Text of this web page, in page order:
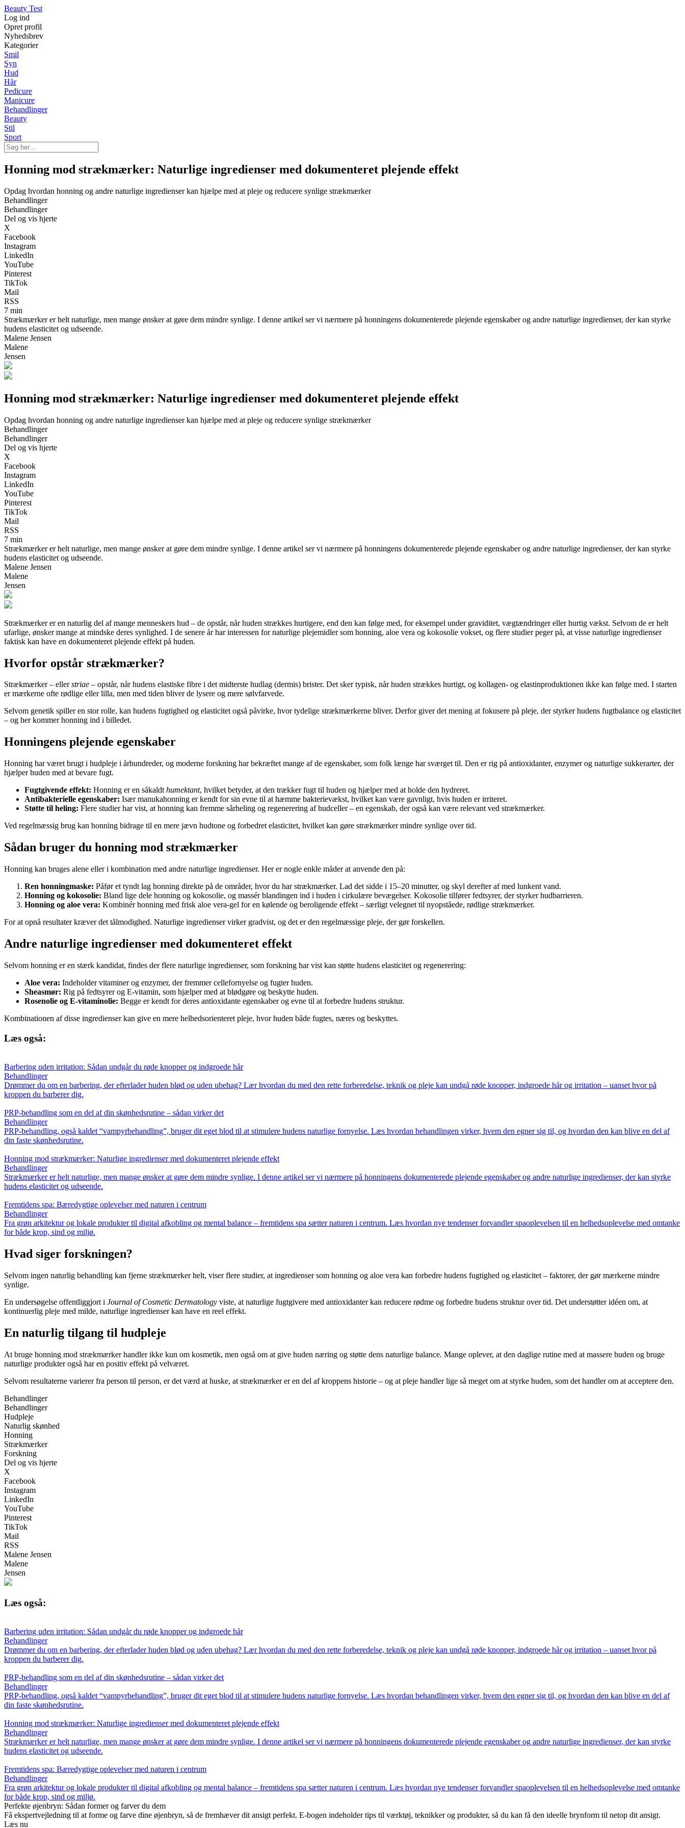
Beauty Test
Log ind
Opret profil
Nyhedsbrev
Kategorier
Smil
Syn
Hud
Hår
Pedicure
Manicure
Behandlinger
Beauty
Stil
Sport
Honning mod strækmærker: Naturlige ingredienser med dokumenteret plejende effekt
Opdag hvordan honning og andre naturlige ingredienser kan hjælpe med at pleje og reducere synlige strækmærker
Behandlinger
Behandlinger
Del og vis hjerte
X
Facebook
Instagram
LinkedIn
YouTube
Pinterest
TikTok
Mail
RSS
7 min
Strækmærker er helt naturlige, men mange ønsker at gøre dem mindre synlige. I denne artikel ser vi nærmere på honningens dokumenterede plejende egenskaber og andre naturlige ingredienser, der kan styrke
hudens elasticitet og udseende.
Malene Jensen
Malene
Jensen
Honning mod strækmærker: Naturlige ingredienser med dokumenteret plejende effekt
Opdag hvordan honning og andre naturlige ingredienser kan hjælpe med at pleje og reducere synlige strækmærker
Behandlinger
Behandlinger
Del og vis hjerte
X
Facebook
Instagram
LinkedIn
YouTube
Pinterest
TikTok
Mail
RSS
7 min
Strækmærker er helt naturlige, men mange ønsker at gøre dem mindre synlige. I denne artikel ser vi nærmere på honningens dokumenterede plejende egenskaber og andre naturlige ingredienser, der kan styrke
hudens elasticitet og udseende.
Malene Jensen
Malene
Jensen
Strækmærker er en naturlig del af mange menneskers hud – de opstår, når huden strækkes hurtigere, end den kan følge med, for eksempel under graviditet, vægtændringer eller hurtig vækst. Selvom de er helt
ufarlige, ønsker mange at mindske deres synlighed. I de senere år har interessen for naturlige plejemidler som honning, aloe vera og kokosolie vokset, og flere studier peger på, at visse naturlige ingredienser
faktisk kan have en dokumenteret plejende effekt på huden.
Hvorfor opstår strækmærker?
Strækmærker – ellerstriae – opstår, når hudens elastiske fibre i det midterste hudlag (dermis) brister. Det sker typisk, når huden strækkes hurtigt, og kollagen- og elastinproduktionen ikke kan følge med. I starten
er mærkerne ofte rødlige eller lilla, men med tiden bliver de lysere og mere sølvfarvede.
Selvom genetik spiller en stor rolle, kan hudens fugtighed og elasticitet også påvirke, hvor tydelige strækmærkerne bliver. Derfor giver det mening at fokusere på pleje, der styrker hudens fugtbalance og elasticitet
– og her kommer honning ind i billedet.
Honningens plejende egenskaber
Honning har været brugt i hudpleje i århundreder, og moderne forskning har bekræftet mange af de egenskaber, som folk længe har sværget til. Den er rig på antioxidanter, enzymer og naturlige sukkerarter, der
hjælper huden med at bevare fugt.
Fugtgivende effekt: Honning er en såkaldt humektant, hvilket betyder, at den trækker fugt til huden og hjælper med at holde den hydreret.
Antibakterielle egenskaber: Især manukahonning er kendt for sin evne til at hæmme bakterievækst, hvilket kan være gavnligt, hvis huden er irriteret.
Støtte til heling: Flere studier har vist, at honning kan fremme sårheling og regenerering af hudceller – en egenskab, der også kan være relevant ved strækmærker.
Ved regelmæssig brug kan honning bidrage til en mere jævn hudtone og forbedret elasticitet, hvilket kan gøre strækmærker mindre synlige over tid.
Sådan bruger du honning mod strækmærker
Honning kan bruges alene eller i kombination med andre naturlige ingredienser. Her er nogle enkle måder at anvende den på:
Ren honningmaske: Påfør et tyndt lag honning direkte på de områder, hvor du har strækmærker. Lad det sidde i 15–20 minutter, og skyl derefter af med lunkent vand.
Honning og kokosolie: Bland lige dele honning og kokosolie, og massér blandingen ind i huden i cirkulære bevægelser. Kokosolie tilfører fedtsyrer, der styrker hudbarrieren.
Honning og aloe vera: Kombinér honning med frisk aloe vera-gel for en kølende og beroligende effekt – særligt velegnet til nyopståede, rødlige strækmærker.
For at opnå resultater kræver det tålmodighed. Naturlige ingredienser virker gradvist, og det er den regelmæssige pleje, der gør forskellen.
Andre naturlige ingredienser med dokumenteret effekt
Selvom honning er en stærk kandidat, findes der flere naturlige ingredienser, som forskning har vist kan støtte hudens elasticitet og regenerering:
Aloe vera: Indeholder vitaminer og enzymer, der fremmer cellefornyelse og fugter huden.
Sheasmør: Rig på fedtsyrer og E-vitamin, som hjælper med at blødgøre og beskytte huden.
Rosenolie og E-vitaminolie: Begge er kendt for deres antioxidante egenskaber og evne til at forbedre hudens struktur.
Kombinationen af disse ingredienser kan give en mere helhedsorienteret pleje, hvor huden både fugtes, næres og beskyttes.
Læs også:
Barbering uden irritation: Sådan undgår du røde knopper og indgroede hår
Behandlinger
Drømmer du om en barbering, der efterlader huden blød og uden ubehag? Lær hvordan du med den rette forberedelse, teknik og pleje kan undgå røde knopper, indgroede hår og irritation – uanset hvor på
kroppen du barberer dig.
PRP-behandling som en del af din skønhedsrutine – sådan virker det
Behandlinger
PRP-behandling, også kaldet “vampyrbehandling”, bruger dit eget blod til at stimulere hudens naturlige fornyelse. Læs hvordan behandlingen virker, hvem den egner sig til, og hvordan den kan blive en del af
din faste skønhedsrutine.
Honning mod strækmærker: Naturlige ingredienser med dokumenteret plejende effekt
Behandlinger
Strækmærker er helt naturlige, men mange ønsker at gøre dem mindre synlige. I denne artikel ser vi nærmere på honningens dokumenterede plejende egenskaber og andre naturlige ingredienser, der kan styrke
hudens elasticitet og udseende.
Fremtidens spa: Bæredygtige oplevelser med naturen i centrum
Behandlinger
Fra grøn arkitektur og lokale produkter til digital afkobling og mental balance – fremtidens spa sætter naturen i centrum. Læs hvordan nye tendenser forvandler spaoplevelsen til en helhedsoplevelse med omtanke
for både krop, sind og miljø.
Hvad siger forskningen?
Selvom ingen naturlig behandling kan fjerne strækmærker helt, viser flere studier, at ingredienser som honning og aloe vera kan forbedre hudens fugtighed og elasticitet – faktorer, der gør mærkerne mindre
synlige.
En undersøgelse offentliggjort i Journal of Cosmetic Dermatology viste, at naturlige fugtgivere med antioxidanter kan reducere rødme og forbedre hudens struktur over tid. Det understøtter idéen om, at
kontinuerlig pleje med milde, naturlige ingredienser kan have en reel effekt.
En naturlig tilgang til hudpleje
At bruge honning mod strækmærker handler ikke kun om kosmetik, men også om at give huden næring og støtte dens naturlige balance. Mange oplever, at den daglige rutine med at massere huden og bruge
naturlige produkter også har en positiv effekt på velværet.
Selvom resultaterne varierer fra person til person, er det værd at huske, at strækmærker er en del af kroppens historie – og at pleje handler lige så meget om at styrke huden, som det handler om at acceptere den.
Behandlinger
Behandlinger
Hudpleje
Naturlig skønhed
Honning
Strækmærker
Forskning
Del og vis hjerte
X
Facebook
Instagram
LinkedIn
YouTube
Pinterest
TikTok
Mail
RSS
Malene Jensen
Malene
Jensen
Læs også:
Barbering uden irritation: Sådan undgår du røde knopper og indgroede hår
Behandlinger
Drømmer du om en barbering, der efterlader huden blød og uden ubehag? Lær hvordan du med den rette forberedelse, teknik og pleje kan undgå røde knopper, indgroede hår og irritation – uanset hvor på
kroppen du barberer dig.
PRP-behandling som en del af din skønhedsrutine – sådan virker det
Behandlinger
PRP-behandling, også kaldet “vampyrbehandling”, bruger dit eget blod til at stimulere hudens naturlige fornyelse. Læs hvordan behandlingen virker, hvem den egner sig til, og hvordan den kan blive en del af
din faste skønhedsrutine.
Honning mod strækmærker: Naturlige ingredienser med dokumenteret plejende effekt
Behandlinger
Strækmærker er helt naturlige, men mange ønsker at gøre dem mindre synlige. I denne artikel ser vi nærmere på honningens dokumenterede plejende egenskaber og andre naturlige ingredienser, der kan styrke
hudens elasticitet og udseende.
Fremtidens spa: Bæredygtige oplevelser med naturen i centrum
Behandlinger
Fra grøn arkitektur og lokale produkter til digital afkobling og mental balance – fremtidens spa sætter naturen i centrum. Læs hvordan nye tendenser forvandler spaoplevelsen til en helhedsoplevelse med omtanke
for både krop, sind og miljø.
Perfekte øjenbryn: Sådan former og farver du dem
Få ekspertvejledning til at forme og farve dine øjenbryn, så de fremhæver dit ansigt perfekt. E-bogen indeholder tips til værktøj, teknikker og produkter, så du kan få den ideelle brynform til netop dit ansigt.
Læs nu